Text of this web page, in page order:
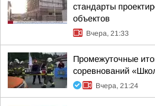
стандарты
объектов
Вчера, 21:33
Промежуточные
соревнований
Вчера, 21:24